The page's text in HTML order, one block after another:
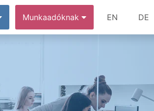
Munkaadóknak EN DE